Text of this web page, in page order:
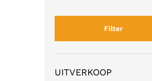
Filter
UITVERKOOP